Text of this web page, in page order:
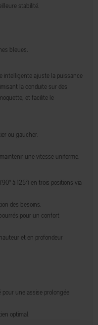
stabilité.
bleues.
intelligente ajuste la puissance
la conduite sur des
et facilite le
ou gaucher.
une vitesse uniforme.
à 125°) en trois positions via
des besoins.
pour un confort
et en profondeur
une assise prolongée
optimal.